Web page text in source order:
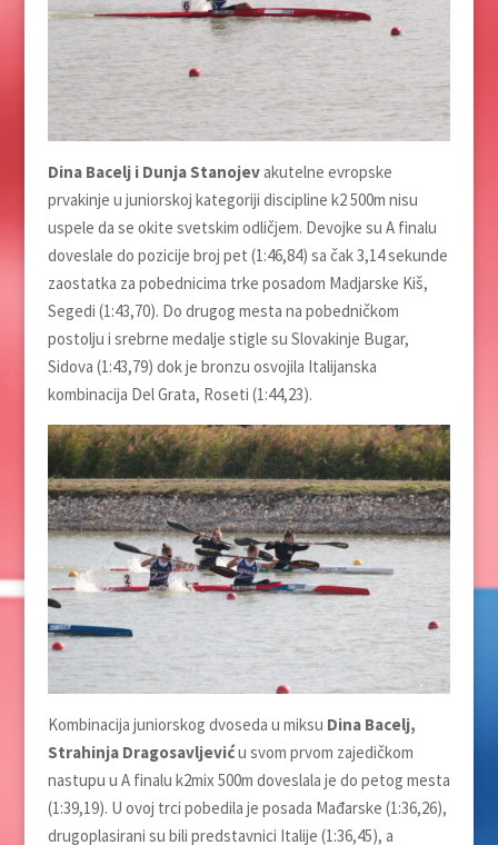
Dina Bacelj i Dunja Stanojevakutelne evropske
prvakinje u juniorskoj kategoriji discipline k2 500m nisu
uspele da se okite svetskim odličjem. Devojke su A finalu
doveslale do pozicije broj pet (1:46,84) sa čak 3,14 sekunde
zaostatka za pobednicima trke posadom Madjarske Kiš,
Segedi (1:43,70). Do drugog mesta na pobedničkom
postolju i srebrne medalje stigle su Slovakinje Bugar,
Sidova (1:43,79) dok je bronzu osvojila Italijanska
kombinacija Del Grata, Roseti (1:44,23).
Kombinacija juniorskog dvoseda u miksu Dina Bacelj,
Strahinja Dragosavljeviću svom prvom zajedičkom
nastupu u A finalu k2mix 500m doveslala je do petog mesta
(1:39,19). U ovoj trci pobedila je posada Mađarske (1:36,26),
drugoplasirani su bili predstavnici Italije (1:36,45), a